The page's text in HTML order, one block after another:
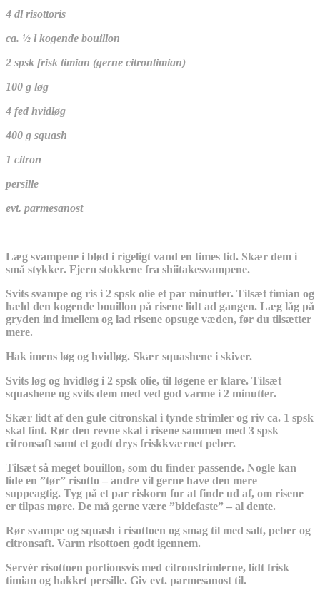
4 dl risottoris
ca. ½ l kogende bouillon
2 spsk frisk timian (gerne citrontimian)
100 g løg
4 fed hvidløg
400 g squash
1 citron
persille
evt. parmesanost
Læg svampene i blød i rigeligt vand en times tid. Skær dem i
små stykker. Fjern stokkene fra shiitakesvampene.
Svits svampe og ris i 2 spsk olie et par minutter. Tilsæt timian og
hæld den kogende bouillon på risene lidt ad gangen. Læg låg på
gryden ind imellem og lad risene opsuge væden, før du tilsætter
mere.
Hak imens løg og hvidløg. Skær squashene i skiver.
Svits løg og hvidløg i 2 spsk olie, til løgene er klare. Tilsæt
squashene og svits dem med ved god varme i 2 minutter.
Skær lidt af den gule citronskal i tynde strimler og riv ca. 1 spsk
skal fint. Rør den revne skal i risene sammen med 3 spsk
citronsaft samt et godt drys friskkværnet peber.
Tilsæt så meget bouillon, som du finder passende. Nogle kan
lide en ”tør” risotto – andre vil gerne have den mere
suppeagtig. Tyg på et par riskorn for at finde ud af, om risene
er tilpas møre. De må gerne være ”bidefaste” – al dente.
Rør svampe og squash i risottoen og smag til med salt, peber og
citronsaft. Varm risottoen godt igennem.
Servér risottoen portionsvis med citronstrimlerne, lidt frisk
timian og hakket persille. Giv evt. parmesanost til.